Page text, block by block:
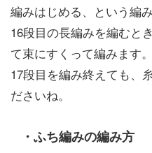
編みはじめる、という編
16段目の長編みを編むと
て束にすくって編みます。
17段目を編み終えても、
ださいね。
・ふち編みの編み方